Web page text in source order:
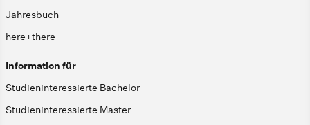
Jahresbuch
here+there
Information für
Studieninteressierte Bachelor
Studieninteressierte Master